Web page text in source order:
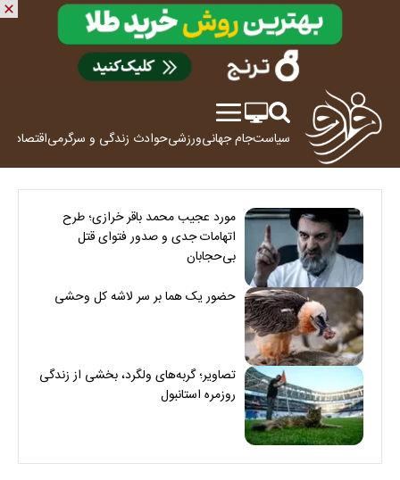
سیاستجام جهانیورزشیحوادث زندگی و سرگرمیاقتصاد
مورد عجیب محمد باقر خرازی؛ طرح
اتهامات جدی و صدور فتوای قتل
بی‌حجابان
حضور یک هما بر سر لاشه‌ کل وحشی
تصاویر؛ گربه‌های ولگرد، بخشی از زندگی
روزمره استانبول